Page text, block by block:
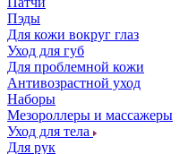
Пэды
Для кожи вокруг глаз
Уход для губ
Для проблемной кожи
Антивозрастной уход
Наборы
Мезороллеры и массажеры
Уход для тела
Для рук